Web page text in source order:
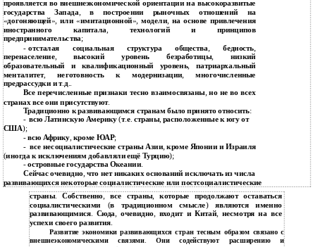
проявляется во внешнеэкономической ориентации на высокоразвитые
государства Запада,в построении рыночных отношений на
«догоняющей»,или«имитационной»,модели, на основе привлечения
иностранного капитала, технологий и принципов
предпринимательства;
- отсталая социальная структура общества, бедность,
перенаселение,высокий уровень безработицы, низкий
образовательный и квалификационный уровень,патриархальный
менталитет,неготовность к модернизации,многочисленные
предрассудки и т.д..
Все перечисленные признаки тесно взаимосвязаны,но не во всех
странах все они присутствуют.
Традиционно к развивающимся странам было принято относить:
- всю Латинскую Америку(т.е. страны, расположенные к югу от
США);
- всю Африку,кроме ЮАР;
- все несоциалистические страны Азии,кроме Японии и Израиля
(иногда к исключениям добавляли ещё Турцию);
- островные государства Океании.
Сейчас очевидно,что нет никаких оснований исключать из числа
развивающихся некоторые социалистические или постсоциалистические
страны.Собственно,все страны,которые продолжают оставаться
социалистическими (в традиционном смысле)являются именно
развивающимися. Сюда,очевидно, входит и Китай,несмотря на все
успехи своего развития.
Развитие экономики развивающихся стран тесным образом связано с
внешнеэкономическими связями.Они содействуют расширению и